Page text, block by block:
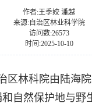
作者:王季姣 潘越
来源:自治区林业科学院
访问数:26573
时间:2025-10-10
林科院由陆海院
自然保护地与野